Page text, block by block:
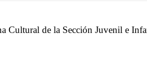
Cultural de la Sección Juvenil e